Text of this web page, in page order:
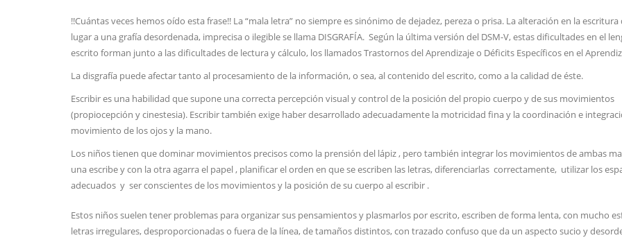
!!Cuántas veces hemos oído esta frase!! La “mala letra” no siempre es sinónimo de dejadez, pereza o prisa. La alteración en la escritura
lugar a una grafía desordenada, imprecisa o ilegible se llama DISGRAFÍA. Según la última versión del DSM-V, estas dificultades en el
escrito forman junto a las dificultades de lectura y cálculo, los llamados Trastornos del Aprendizaje o Déficits Específicos en el
La disgrafía puede afectar tanto al procesamiento de la información, o sea, al contenido del escrito, como a la calidad de éste.
Escribir es una habilidad que supone una correcta percepción visual y control de la posición del propio cuerpo y de sus movimientos
(propiocepción y cinestesia). Escribir también exige haber desarrollado adecuadamente la motricidad fina y la coordinación e
movimiento de los ojos y la mano.
Los niños tienen que dominar movimientos precisos como la prensión del lápiz , pero también integrar los movimientos de ambas
una escribe y con la otra agarra el papel , planificar el orden en que se escriben las letras, diferenciarlas correctamente, utilizar los
adecuados y ser conscientes de los movimientos y la posición de su cuerpo al escribir .
Estos niños suelen tener problemas para organizar sus pensamientos y plasmarlos por escrito, escriben de forma lenta, con mucho
letras irregulares, desproporcionadas o fuera de la línea, de tamaños distintos, con trazado confuso que da un aspecto sucio y